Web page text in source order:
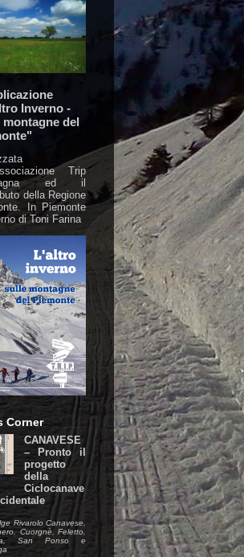
Inverno -
montagne del
Trip
ed il
della Regione
In Piemonte
di Toni Farina
Corner
CANAVESE
– Pronto il
progetto
della
Ciclocanave
Rivarolo Canavese,
Cuorgnè, Feletto,
San Ponso e